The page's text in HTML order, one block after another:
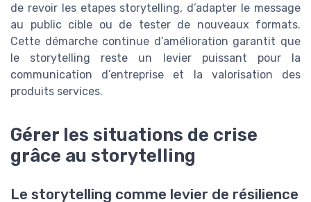
de revoir les etapes storytelling, d’adapter le message
au public cible ou de tester de nouveaux formats.
Cette démarche continue d’amélioration garantit que
le storytelling reste un levier puissant pour la
communication d’entreprise et la valorisation des
produits services.
Gérer les situations de crise
grâce au storytelling
Le storytelling comme levier de résilience